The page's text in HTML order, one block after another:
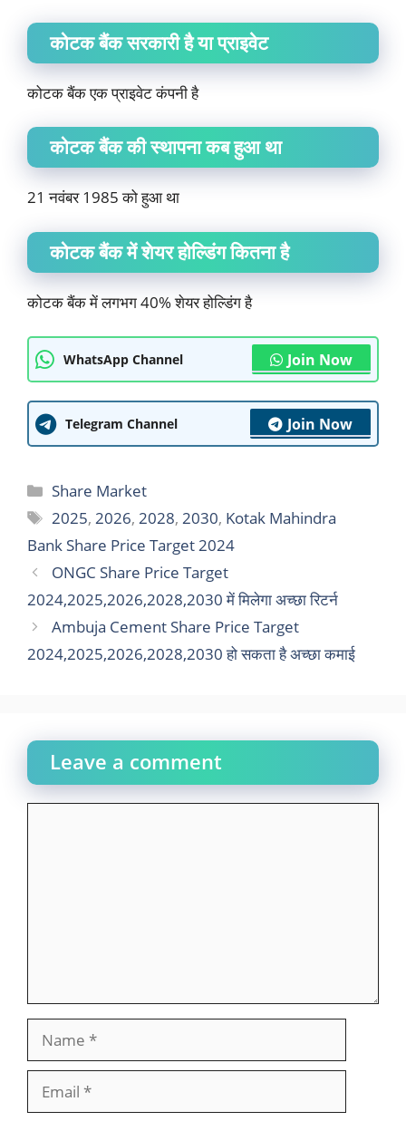
कोटक बैंक सरकारी है या प्राइवेट
कोटक बैंक एक प्राइवेट कंपनी है
कोटक बैंक की स्थापना कब हुआ था
21 नवंबर 1985 को हुआ था
कोटक बैंक में शेयर होल्डिंग कितना है
कोटक बैंक में लगभग 40% शेयर होल्डिंग है
WhatsApp Channel Join Now
Telegram Channel Join Now
Categories
Share Market
Tags
2025,2026,2028,2030, Kotak Mahindra
Bank Share Price Target 2024
ONGC Share Price Target
2024,2025,2026,2028,2030 में मिलेगा अच्छा रिटर्न
Ambuja Cement Share Price Target
2024,2025,2026,2028,2030 हो सकता है अच्छा कमाई
Leave a comment